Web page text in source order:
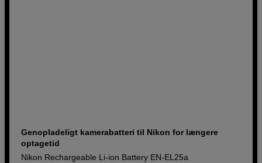
Genopladeligt kamerabatteri til Nikon for længere
optagetid
Nikon Rechargeable Li-ion Battery EN-EL25a